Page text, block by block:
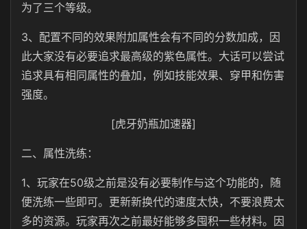
为了三个等级。
3、配置不同的效果附加属性会有不同的分数加成，因
此大家没有必要追求最高级的紫色属性。大话可以尝试
追求具有相同属性的叠加，例如技能效果、穿甲和伤害
强度。
[虎牙奶瓶加速器]
二、属性洗练：
1、玩家在50级之前是没有必要制作与这个功能的，随
便洗练一些即可。更新新换代的速度太快，不要浪费太
多的资源。玩家再次之前最好能够多囤积一些材料。因